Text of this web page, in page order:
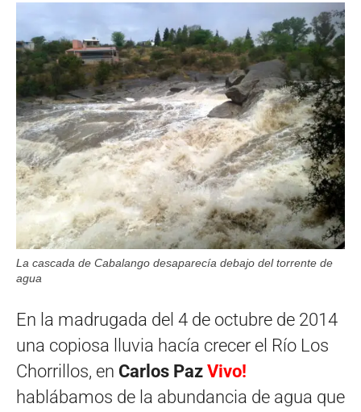
La cascada de Cabalango desaparecía debajo del torrente de
agua
En la madrugada del 4 de octubre de 2014
una copiosa lluvia hacía crecer el Río Los
Chorrillos, en Carlos Paz Vivo!
hablábamos de la abundancia de agua que